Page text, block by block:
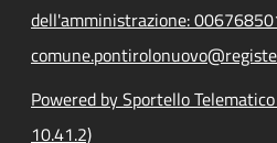
dell'amministrazione:
Powered by Sportello
10.41.2)